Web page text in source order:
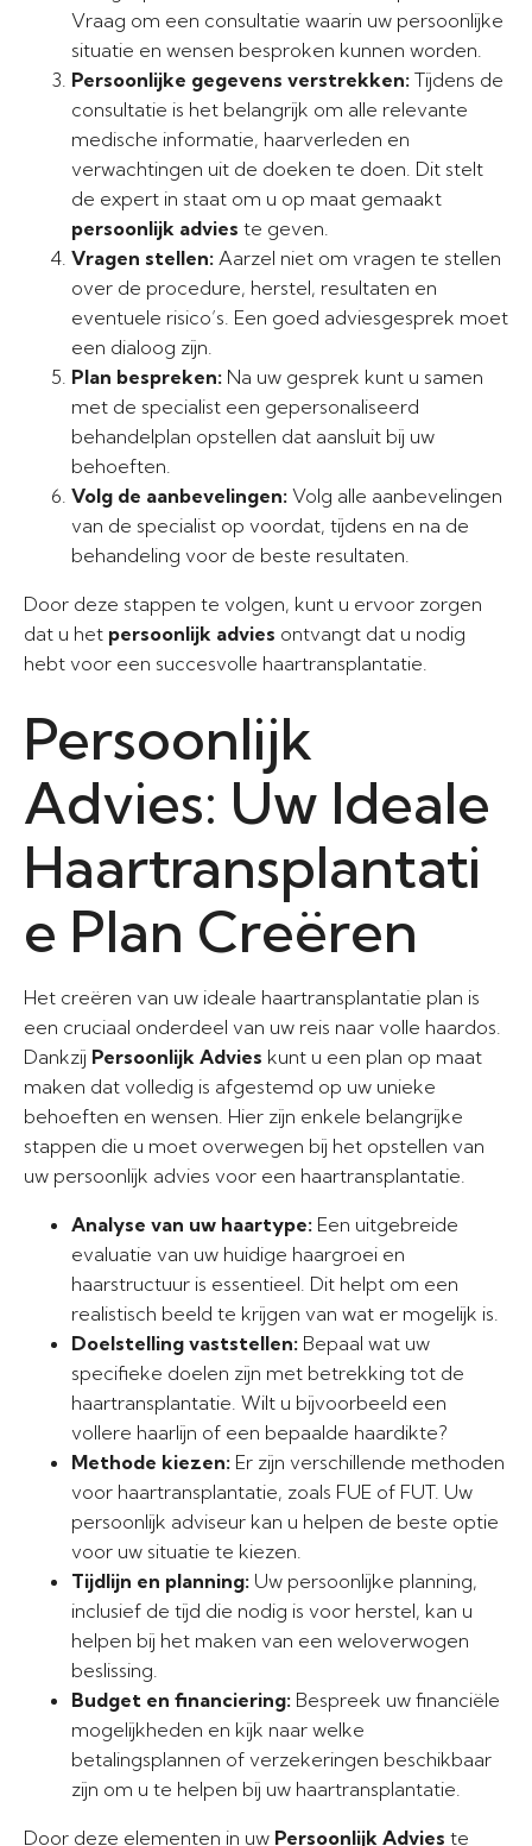
Vraag om een consultatie waarin uw persoonlijke
situatie en wensen besproken kunnen worden.
Persoonlijke gegevens verstrekken: Tijdens de
consultatie is het belangrijk om alle relevante
medische informatie, haarverleden en
verwachtingen uit de doeken te doen. Dit stelt
de expert in staat om u op maat gemaakt
persoonlijk advies te geven.
Vragen stellen: Aarzel niet om vragen te stellen
over de procedure, herstel, resultaten en
eventuele risico’s. Een goed adviesgesprek moet
een dialoog zijn.
Plan bespreken: Na uw gesprek kunt u samen
met de specialist een gepersonaliseerd
behandelplan opstellen dat aansluit bij uw
behoeften.
Volg de aanbevelingen: Volg alle aanbevelingen
van de specialist op voordat, tijdens en na de
behandeling voor de beste resultaten.
Door deze stappen te volgen, kunt u ervoor zorgen
dat u het persoonlijk advies ontvangt dat u nodig
hebt voor een succesvolle haartransplantatie.
Persoonlijk
Advies: Uw Ideale
Haartransplantati
e Plan Creëren
Het creëren van uw ideale haartransplantatie plan is
een cruciaal onderdeel van uw reis naar volle haardos.
Dankzij Persoonlijk Advies kunt u een plan op maat
maken dat volledig is afgestemd op uw unieke
behoeften en wensen. Hier zijn enkele belangrijke
stappen die u moet overwegen bij het opstellen van
uw persoonlijk advies voor een haartransplantatie.
Analyse van uw haartype: Een uitgebreide
evaluatie van uw huidige haargroei en
haarstructuur is essentieel. Dit helpt om een
realistisch beeld te krijgen van wat er mogelijk is.
Doelstelling vaststellen: Bepaal wat uw
specifieke doelen zijn met betrekking tot de
haartransplantatie. Wilt u bijvoorbeeld een
vollere haarlijn of een bepaalde haardikte?
Methode kiezen: Er zijn verschillende methoden
voor haartransplantatie, zoals FUE of FUT. Uw
persoonlijk adviseur kan u helpen de beste optie
voor uw situatie te kiezen.
Tijdlijn en planning: Uw persoonlijke planning,
inclusief de tijd die nodig is voor herstel, kan u
helpen bij het maken van een weloverwogen
beslissing.
Budget en financiering: Bespreek uw financiële
mogelijkheden en kijk naar welke
betalingsplannen of verzekeringen beschikbaar
zijn om u te helpen bij uw haartransplantatie.
Door deze elementen in uw Persoonlijk Advies te